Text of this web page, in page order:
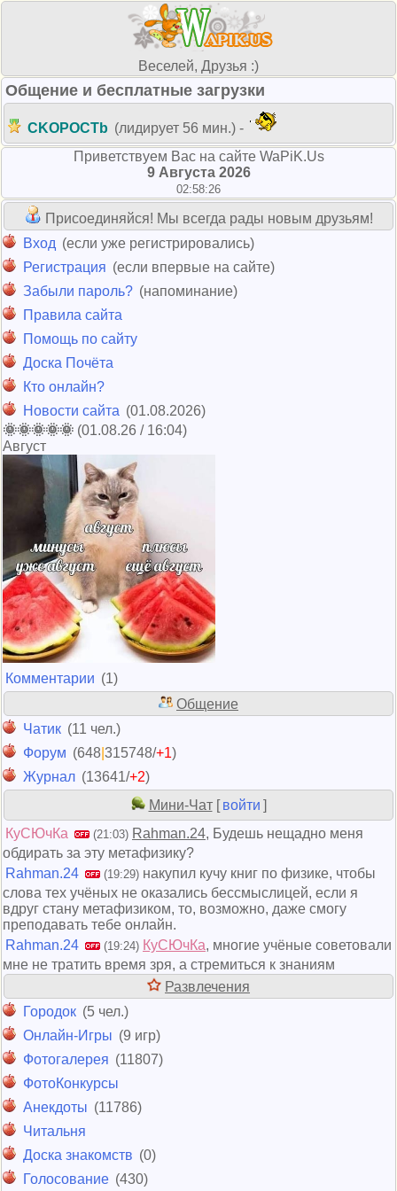
Веселей, Друзья :)
Общение и бесплатные загрузки
CKOPOCTb (лидирует 56 мин.) -
Приветствуем Вас на сайте WaPiK.Us
9 Августа 2026
02:58:26
Присоединяйся! Мы всегда рады новым друзьям!
Вход (если уже регистрировались)
Регистрация (если впервые на сайте)
Забыли пароль? (напоминание)
Правила сайта
Помощь по сайту
Доска Почёта
Кто онлайн?
Новости сайта (01.08.2026)
🌞🌞🌞🌞🌞 (01.08.26 / 16:04)
Август
Комментарии (1)
Общение
Чатик (11 чел.)
Форум (648 315748/+1)
Журнал (13641/+2)
Мини-Чат[ войти ]
КуСЮчКа
(21:03) Rahman.24, Будешь нещадно меня
обдирать за эту метафизику?
Rahman.24
(19:29) накупил кучу книг по физике, чтобы
слова тех учёных не оказались бессмыслицей, если я
вдруг стану метафизиком, то, возможно, даже смогу
преподавать тебе онлайн.
Rahman.24
(19:24) КуСЮчКа, многие учёные советовали
мне не тратить время зря, а стремиться к знаниям
Развлечения
Городок (5 чел.)
Онлайн-Игры (9 игр)
Фотогалерея (11807)
ФотоКонкурсы
Анекдоты (11786)
Читальня
Доска знакомств (0)
Голосование (430)